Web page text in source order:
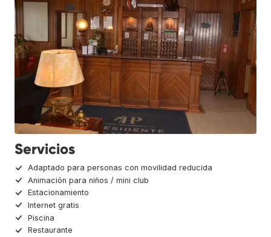
Servicios
Adaptado para personas con movilidad reducida
Animación para niños / mini club
Estacionamiento
Internet gratis
Piscina
Restaurante